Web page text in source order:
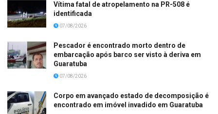
Vítima fatal de atropelamento na PR-508 é
identificada
07/08/2026
Pescador é encontrado morto dentro de
embarcação após barco ser visto à deriva em
Guaratuba
07/08/2026
Corpo em avançado estado de decomposição é
encontrado em imóvel invadido em Guaratuba